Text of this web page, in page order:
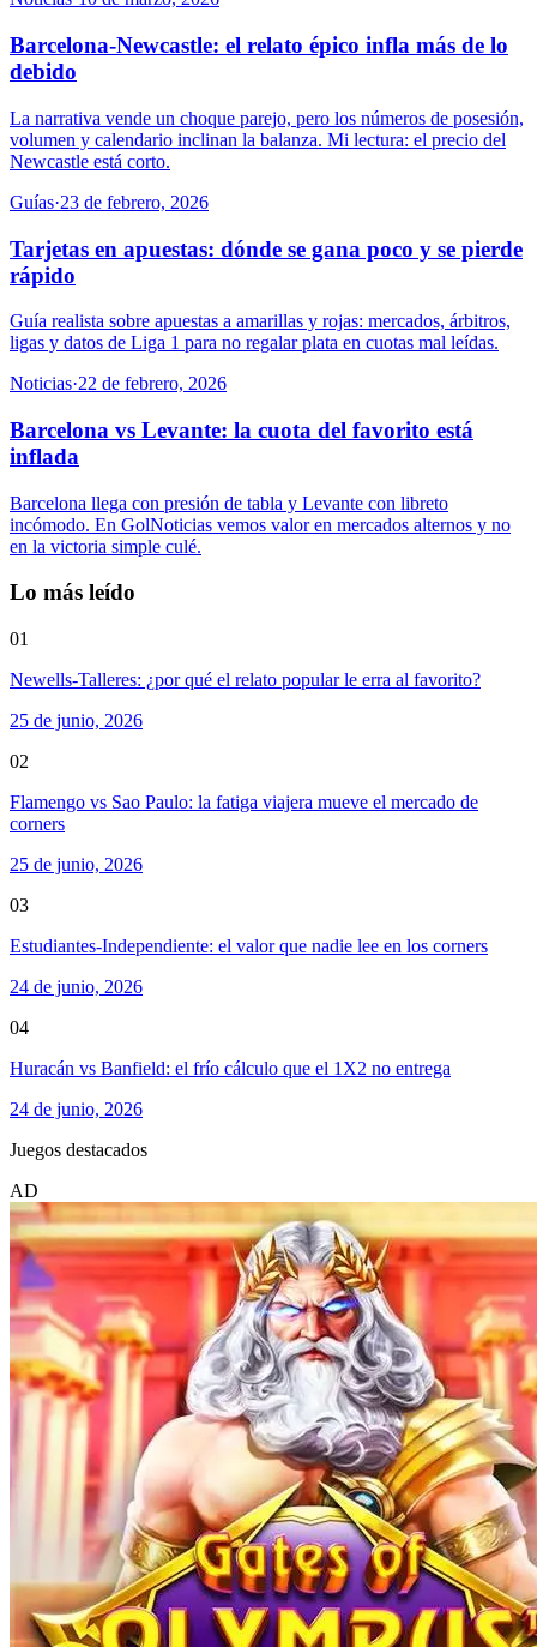
Barcelona-Newcastle: el relato épico infla más de lo
debido
La narrativa vende un choque parejo, pero los números de posesión,
volumen y calendario inclinan la balanza. Mi lectura: el precio del
Newcastle está corto.
Guías·23 de febrero, 2026
Tarjetas en apuestas: dónde se gana poco y se pierde
rápido
Guía realista sobre apuestas a amarillas y rojas: mercados, árbitros,
ligas y datos de Liga 1 para no regalar plata en cuotas mal leídas.
Noticias·22 de febrero, 2026
Barcelona vs Levante: la cuota del favorito está
inflada
Barcelona llega con presión de tabla y Levante con libreto
incómodo. En GolNoticias vemos valor en mercados alternos y no
en la victoria simple culé.
Lo más leído
01
Newells-Talleres: ¿por qué el relato popular le erra al favorito?
25 de junio, 2026
02
Flamengo vs Sao Paulo: la fatiga viajera mueve el mercado de
corners
25 de junio, 2026
03
Estudiantes-Independiente: el valor que nadie lee en los corners
24 de junio, 2026
04
Huracán vs Banfield: el frío cálculo que el 1X2 no entrega
24 de junio, 2026
Juegos destacados
AD